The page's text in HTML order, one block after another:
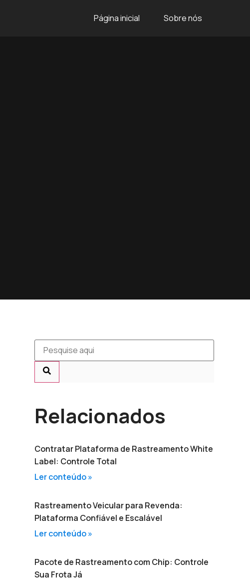
Página inicial Sobre nós
Relacionados
Contratar Plataforma de Rastreamento White
Label: Controle Total
Ler conteúdo »
Rastreamento Veicular para Revenda:
Plataforma Confiável e Escalável
Ler conteúdo »
Pacote de Rastreamento com Chip: Controle
Sua Frota Já